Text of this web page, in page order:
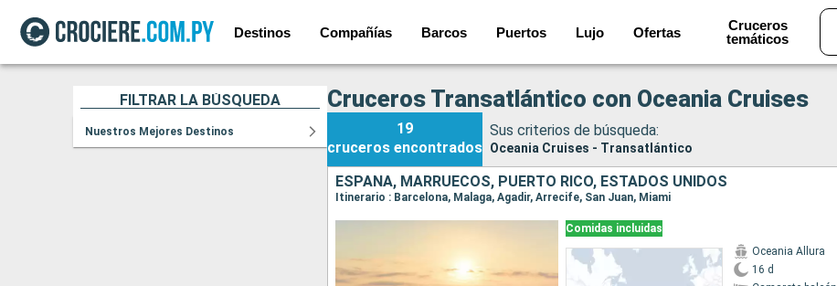
Destinos Compañías Barcos Puertos Lujo Ofertas
Cruceros
temáticos
FILTRAR LA BÚSQUEDA
Nuestros Mejores Destinos
Cruceros Transatlántico con Oceania Cruises
19
cruceros encontrados
Sus criterios de búsqueda:
Oceania Cruises - Transatlántico
ESPAÑA, MARRUECOS, PUERTO RICO, ESTADOS UNIDOS
Itinerario : Barcelona, Malaga, Agadir, Arrecife, San Juan, Miami
Comidas incluidas
Oceania Allura
16 d